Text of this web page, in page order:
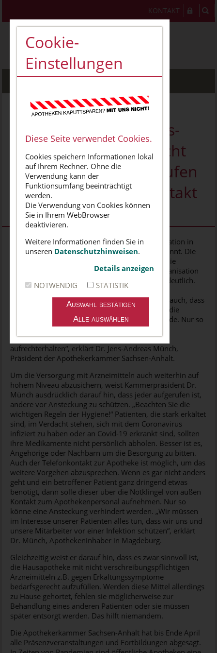
KONTAKT
Patienten mit starker
Erkältung, Coronavirus-
Infektion oder -Verdacht
sollen Apotheken anrufen
und persönlichen Kontakt
meiden
(Magdeburg, 18. März 2020).Die Personalsituation in
den landesweit 581 Apotheken ist sehr angespannt. Die
Zwangspause in Schule und Kita erschwert für die
Apothekeninhaber und ihre Mitarbeiter die Organisation
der Versorgung mit Arzneimitteln noch einmal deutlich.
„Wir wissen, wie wichtig dieser Schritt der
flächendeckenden Schließung ist und begrüßen auch, dass
für die Kinder des pharmazeutischen Personals die
Möglichkeit einer Notbetreuung geschaffen wurde. Nur so
können wir die wichtige Aufgabe der
Arzneimittelversorgung für kranke Menschen
aufrechterhalten“, erklärt Dr. Jens-Andreas Münch,
Präsident der Apothekerkammer Sachsen-Anhalt.
Um die Versorgung mit Arzneimitteln auch weiterhin auf
hohem Niveau abzusichern, weist Kammerpräsident Dr.
Münch ausdrücklich darauf hin, dass jeder aufgerufen ist,
andere vor Ansteckung zu schützen. „Beachten Sie die
wichtigen Regeln der Hygiene!“ Patienten, die stark erkältet
sind, im Verdacht stehen, sich mit dem Coronavirus
infiziert zu haben oder an Covid-19 erkrankt sind, sollten
ihre Medikamente nicht persönlich abholen. Besser ist es,
Angehörige oder Nachbarn um die Besorgung zu bitten.
Auch der Telefonkontakt zur Apotheke ist möglich, um das
weitere Vorgehen abzusprechen. Wenn es gar nicht anders
geht und ein betroffener Patient ganz dringend etwas
benötigt, dann solle dieser über die Notklingel von außen
Kontakt zum Apothekenpersonal aufnehmen. Nur so
könne eine Ansteckung verhindert werden. „Wir müssen
im Interesse unserer Patienten alles tun, dass wir uns und
unsere Mitarbeiter vor einer Infektion schützen“, erklärt
Dr. Münch, Apothekeninhaber in Magdeburg.
Gleichzeitig weist er darauf hin, dass es zwar sinnvoll ist,
die Hausapotheke mit nicht verschreibungspflichtigen
Arzneimitteln z.B. gegen Erkältungssymptome
bedarfsgerecht aufzufüllen. Werden diese Mittel allerdings
zu Hause gehortet, fehlen sie möglicherweise zur
Behandlung eines anderen Patienten oder sie müssen
später entsorgt werden. Das hilft niemandem.
Die Apothekerkammer Sachsen-Anhalt hat bis Ende April
alle Präsenzveranstaltungen und Fortbildungen abgesagt.
Cookie-
Einstellungen
Diese Seite verwendet Cookies.
Cookies speichern Informationen lokal
auf Ihrem Rechner. Ohne die
Verwendung kann der
Funktionsumfang beeinträchtigt
werden.
Die Verwendung von Cookies können
Sie in Ihrem WebBrowser
deaktivieren.
Weitere Informationen finden Sie in
unseren Datenschutzhinweisen.
Details anzeigen
NOTWENDIG
STATISTIK